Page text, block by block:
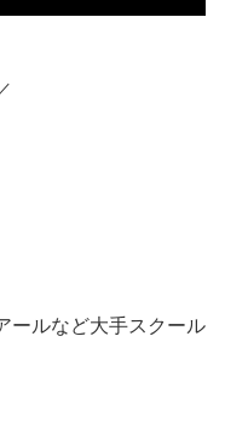
ールなど大手スクール